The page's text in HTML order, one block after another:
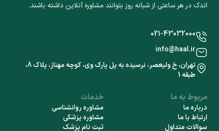
اندک در هر ساعتی از شبانه روز بتوانند مشاوره آنلاین داشته باشند.
مربوط به ما
درباره ما
ارتباط با ما
سوالات متداول
خدمات
مشاوره روانشناسی
مشاوره پزشکی
ثبت نام پزشک
021-43032000
info@haal.ir
تهران، خ ولیعصر، نرسیده به پل پارک وی، کوچه مهناز، پلاک 8،
طبقه 1